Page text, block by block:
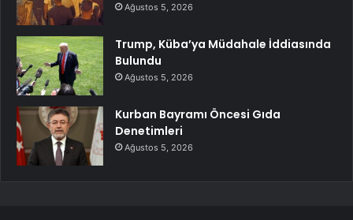
Ağustos 5, 2026
Trump, Küba’ya Müdahale İddiasında
Bulundu
Ağustos 5, 2026
Kurban Bayramı Öncesi Gıda
Denetimleri
Ağustos 5, 2026